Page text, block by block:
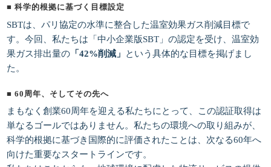
■ 科学的根拠に基づく目標設定
SBTは、パリ協定の水準に整合した温室効果ガス削減目標で
す。今回、私たちは「中小企業版SBT」の認定を受け、温室効
果ガス排出量の 「42%削減」
という具体的な目標を掲げまし
た。
■ 60周年、そしてその先へ
まもなく創業60周年を迎える私たちにとって、この認証取得は
単なるゴールではありません。私たちの環境への取り組みが、
科学的根拠に基づき国際的に評価されたことは、次なる60年へ
向けた重要なスタートラインです。